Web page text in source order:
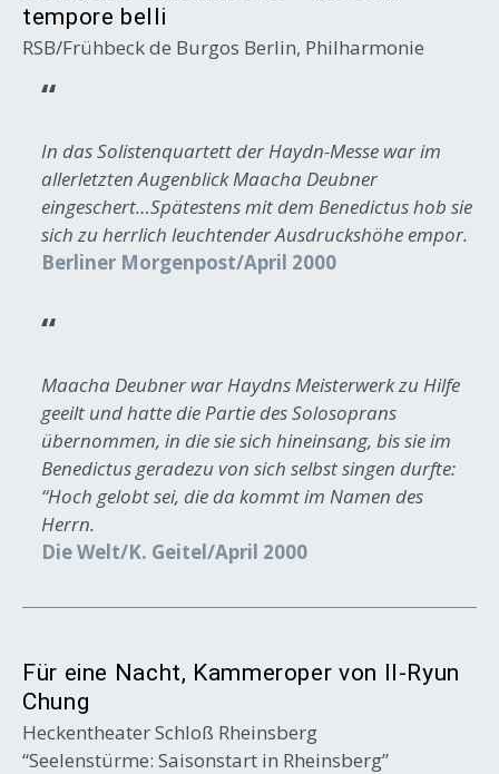
tempore belli
RSB/Frühbeck de Burgos Berlin, Philharmonie
In das Solistenquartett der Haydn-Messe war im
allerletzten Augenblick Maacha Deubner
eingeschert…Spätestens mit dem Benedictus hob sie
sich zu herrlich leuchtender Ausdruckshöhe empor.
Berliner Morgenpost/April 2000
Maacha Deubner war Haydns Meisterwerk zu Hilfe
geeilt und hatte die Partie des Solosoprans
übernommen, in die sie sich hineinsang, bis sie im
Benedictus geradezu von sich selbst singen durfte:
“Hoch gelobt sei, die da kommt im Namen des
Herrn.
Die Welt/K. Geitel/April 2000
Für eine Nacht, Kammeroper von Il-Ryun
Chung
Heckentheater Schloß Rheinsberg
“Seelenstürme: Saisonstart in Rheinsberg”